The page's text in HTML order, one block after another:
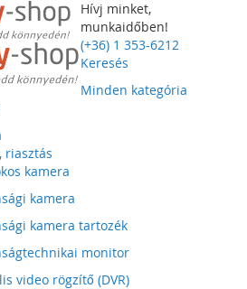
Hívj minket,
munkaidőben!
(+36) 1 353-6212
Keresés
Minden kategória
riasztás
kamera
kamera
kamera tartozék
monitor
video rögzítő (DVR)